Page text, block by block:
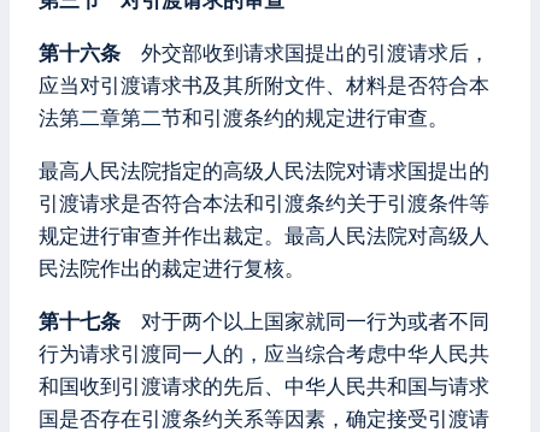
第十六条 外交部收到请求国提出的引渡请求后，
应当对引渡请求书及其所附文件、材料是否符合本
法第二章第二节和引渡条约的规定进行审查。
最高人民法院指定的高级人民法院对请求国提出的
引渡请求是否符合本法和引渡条约关于引渡条件等
规定进行审查并作出裁定。最高人民法院对高级人
民法院作出的裁定进行复核。
第十七条 对于两个以上国家就同一行为或者不同
行为请求引渡同一人的，应当综合考虑中华人民共
和国收到引渡请求的先后、中华人民共和国与请求
国是否存在引渡条约关系等因素，确定接受引渡请